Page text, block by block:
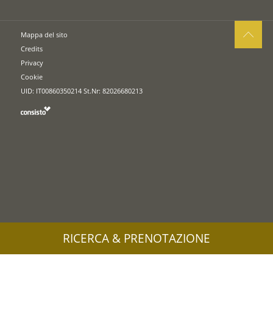
Mappa del sito
Credits
Privacy
Cookie
UID: IT00860350214 St.Nr: 82026680213
RICERCA & PRENOTAZIONE